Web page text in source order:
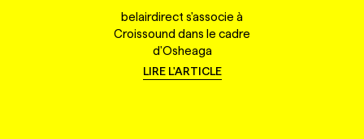
belairdirect s'associe à
Croissound dans le cadre
d'Osheaga
LIRE L'ARTICLE